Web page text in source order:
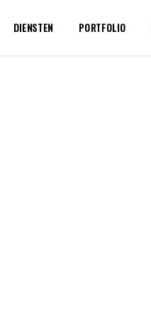
DIENSTEN PORTFOLIO